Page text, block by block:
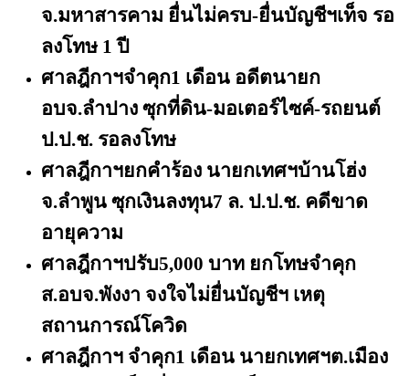
จ.มหาสารคาม ยื่นไม่ครบ-ยื่นบัญชีฯเท็จ รอ
ลงโทษ 1 ปี
ศาลฎีกาฯจำคุก1 เดือน อดีตนายก
อบจ.ลำปาง ซุกที่ดิน-มอเตอร์ไซค์-รถยนต์
ป.ป.ช. รอลงโทษ
ศาลฎีกาฯยกคำร้อง นายกเทศฯบ้านโฮ่ง
จ.ลําพูน ซุกเงินลงทุน7 ล. ป.ป.ช. คดีขาด
อายุความ
ศาลฎีกาฯปรับ5,000 บาท ยกโทษจําคุก
ส.อบจ.พังงา จงใจไม่ยื่นบัญชีฯ เหตุ
สถานการณ์โควิด
ศาลฎีกาฯ จําคุก1 เดือน นายกเทศฯต.เมือง